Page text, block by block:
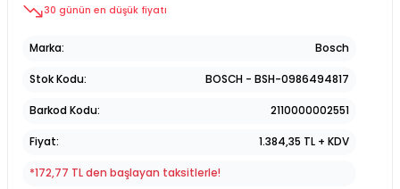
30 günün en düşük fiyatı
Marka Bosch
Stok Kodu BOSCH - BSH-0986494817
Barkod Kodu 2110000002551
Fiyat 1.384,35 TL + KDV
*172,77 TL den başlayan taksitlerle!